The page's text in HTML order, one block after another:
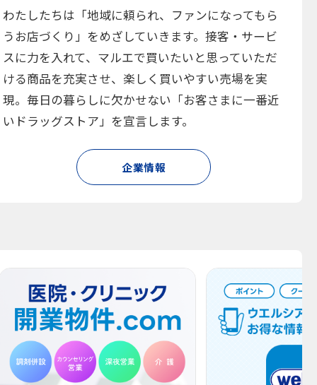
わたしたちは「地域に頼られ、ファンになってもら
うお店づくり」をめざしていきます。接客・サービ
スに力を入れて、マルエで買いたいと思っていただ
ける商品を充実させ、楽しく買いやすい売場を実
現。毎日の暮らしに欠かせない「お客さまに一番近
いドラッグストア」を宣言します。
企業情報